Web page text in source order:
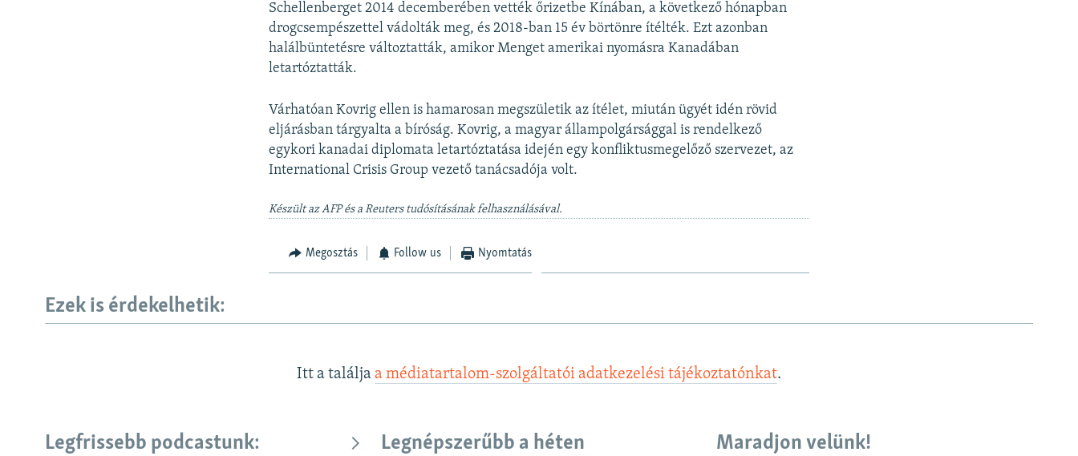
Schellenberget 2014 decemberében vették őrizetbe Kínában, a következő hónapban
drogcsempészettel vádolták meg, és 2018-ban 15 év börtönre ítélték. Ezt azonban
halálbüntetésre változtatták, amikor Menget amerikai nyomásra Kanadában
letartóztatták.
Várhatóan Kovrig ellen is hamarosan megszületik az ítélet, miután ügyét idén rövid
eljárásban tárgyalta a bíróság. Kovrig, a magyar állampolgársággal is rendelkező
egykori kanadai diplomata letartóztatása idején egy konfliktusmegelőző szervezet, az
International Crisis Group vezető tanácsadója volt.
Készült az AFP és a Reuters tudósításának felhasználásával.
Megosztás Follow us Nyomtatás
Ezek is érdekelhetik:
Itt a találja a médiatartalom-szolgáltatói adatkezelési tájékoztatónkat.
Legfrissebb podcastunk: Legnépszerűbb a héten Maradjon velünk!